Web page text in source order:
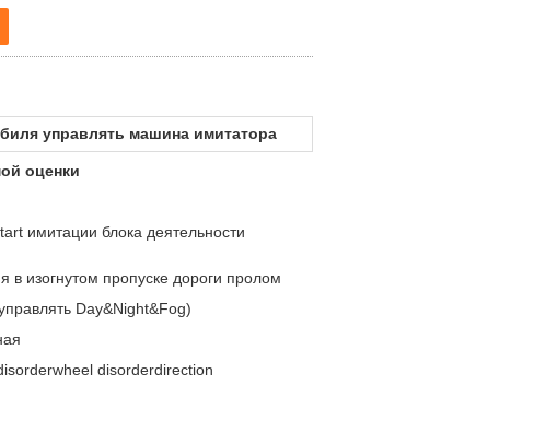
управлять машина имитатора
оценки
имитации блока деятельности
в изогнутом пропуске дороги пролом
Day&Night&Fog)
disorderdirection